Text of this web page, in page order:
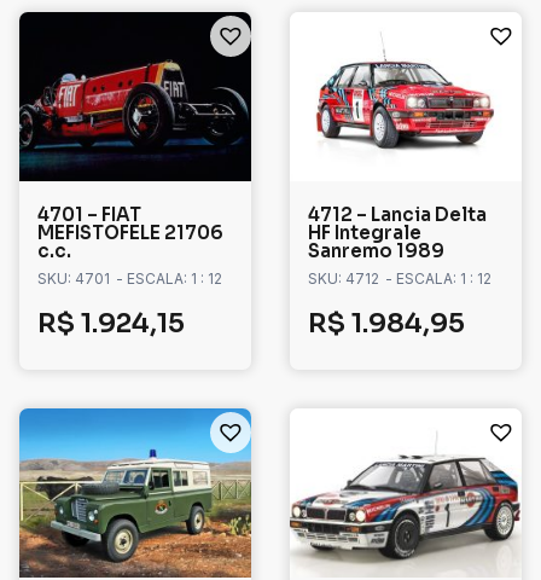
4701 – FIAT
MEFISTOFELE 21706
c.c.
SKU: 4701 - ESCALA: 1 : 12
R$ 1.924,15
4712 – Lancia Delta
HF Integrale
Sanremo 1989
SKU: 4712 - ESCALA: 1 : 12
R$ 1.984,95